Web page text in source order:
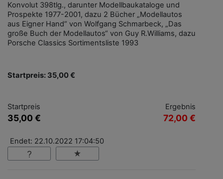
Konvolut 398tlg., darunter Modellbaukataloge und
Prospekte 1977-2001, dazu 2 Bücher „Modellautos
aus Eigner Hand“ von Wolfgang Schmarbeck, „Das
große Buch der Modellautos“ von Guy R.Williams, dazu
Porsche Classics Sortimentsliste 1993
Startpreis: 35,00 €
Startpreis
35,00 €
Ergebnis
72,00 €
Endet: 22.10.2022 17:04:50